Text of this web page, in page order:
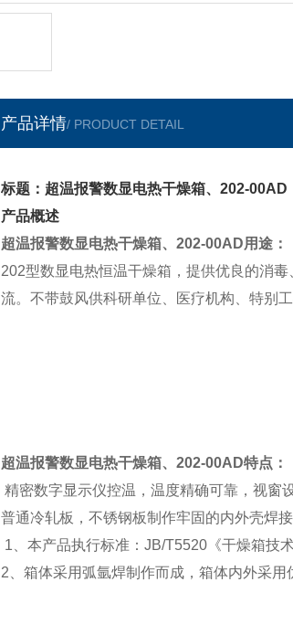
产品详情/ PRODUCT DETAIL
标题：超温报警数显电热干燥箱、202-00AD
产品概述
超温报警数显电热干燥箱、202-00AD用途：
202型数显电热恒温干燥箱，提供优良的消
流。不带鼓风供科研单位、医疗机构、特别
超温报警数显电热干燥箱、202-00AD特点：
精密数字显示仪控温，温度精确可靠，视窗
普通冷轧板，不锈钢板制作牢固的内外壳焊
1 、本产品执行标准：JB/T5520《干燥箱技
2 、箱体采用弧氩焊制作而成，箱体内外采